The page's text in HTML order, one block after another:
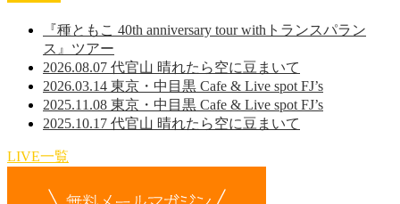
『種ともこ 40th anniversary tour withトランスパラン
ス』ツアー
2026.08.07 代官山 晴れたら空に豆まいて
2026.03.14 東京・中目黒 Cafe & Live spot FJ’s
2025.11.08 東京・中目黒 Cafe & Live spot FJ’s
2025.10.17 代官山 晴れたら空に豆まいて
LIVE一覧